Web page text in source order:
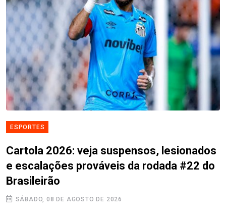
ESPORTES
Cartola 2026: veja suspensos, lesionados
e escalações prováveis da rodada #22 do
Brasileirão
SÁBADO, 08 DE AGOSTO DE 2026